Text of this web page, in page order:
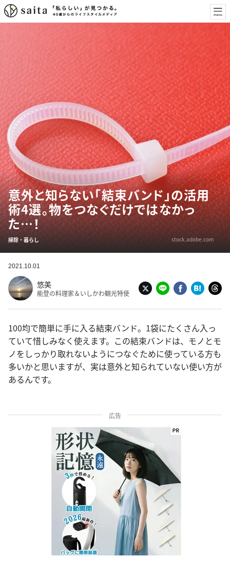
意外と知らない「結束バンド」の活用
術4選。物をつなぐだけではなかっ
た…！
掃除・暮らし stock.adobe.com
2021.10.01
悠美
能登の料理家＆いしかわ観光特使
100均で簡単に手に入る結束バンド。1袋にたくさん入っ
ていて惜しみなく使えます。この結束バンドは、モノとモ
ノをしっかり取れないようにつなぐために使っている方も
多いかと思いますが、実は意外と知られていない使い方が
あるんです。
広告